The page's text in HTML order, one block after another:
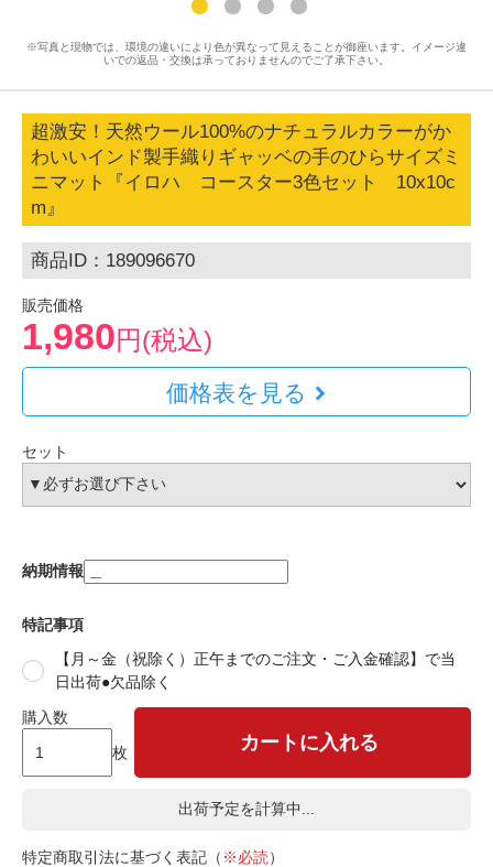
※写真と現物では、環境の違いにより色が異なって見えることが御座います。イメージ違
いでの返品・交換は承っておりませんのでご了承下さい。
超激安！天然ウール100%のナチュラルカラーがか
わいいインド製手織りギャッベの手のひらサイズミ
ニマット『イロハ コースター3色セット 10x10c
m』
商品ID：189096670
販売価格
1,980円(税込)
価格表を見る
セット
納期情報
特記事項
【月～金（祝除く）正午までのご注文・ご入金確認】で当
日出荷●欠品除く
購入数
枚
カートに入れる
出荷予定を計算中...
特定商取引法に基づく表記（ ※必読）